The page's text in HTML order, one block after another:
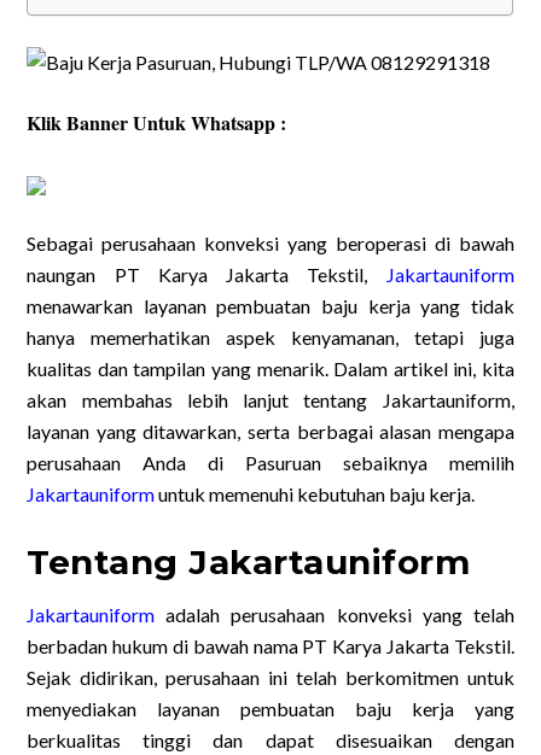
Klik Banner Untuk Whatsapp :
Sebagai perusahaan konveksi yang beroperasi di bawah
naungan PT Karya Jakarta Tekstil, Jakartauniform
menawarkan layanan pembuatan baju kerja yang tidak
hanya memerhatikan aspek kenyamanan, tetapi juga
kualitas dan tampilan yang menarik. Dalam artikel ini, kita
akan membahas lebih lanjut tentang Jakartauniform,
layanan yang ditawarkan, serta berbagai alasan mengapa
perusahaan Anda di Pasuruan sebaiknya memilih
Jakartauniformuntuk memenuhi kebutuhan baju kerja.
Tentang Jakartauniform
Jakartauniform adalah perusahaan konveksi yang telah
berbadan hukum di bawah nama PT Karya Jakarta Tekstil.
Sejak didirikan, perusahaan ini telah berkomitmen untuk
menyediakan layanan pembuatan baju kerja yang
berkualitas tinggi dan dapat disesuaikan dengan